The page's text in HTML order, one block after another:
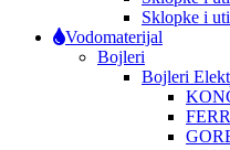
Sklopke i
Vodomaterijal
Bojleri
Bojleri